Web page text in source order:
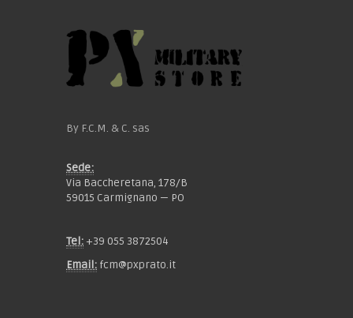
By F.C.M. & C. sas
Sede:
Via Baccheretana, 178/B
59015 Carmignano — PO
Tel: +39 055 3872504
Email: fcm@pxprato.it